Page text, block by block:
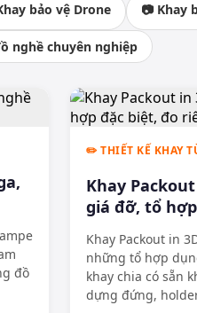
bảo vệ Drone 📷 Khay
nghề chuyên nghiệp
đồ
✏️ THIẾT KẾ KHAY
Khay
giá đỡ, tổ
Khay Packout in
những tổ hợp
khay chia có sẵn
dựng đứng,